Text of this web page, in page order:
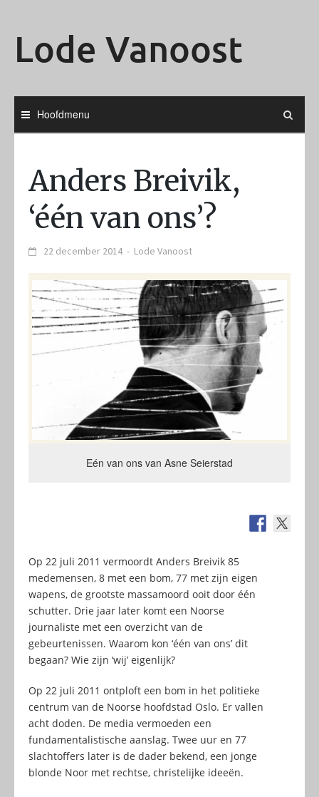
Lode Vanoost
Hoofdmenu
Anders Breivik,
‘één van ons’?
22 december 2014 - Lode Vanoost
Eén van ons van Asne Seierstad
Op 22 juli 2011 vermoordt Anders Breivik 85
medemensen, 8 met een bom, 77 met zijn eigen
wapens, de grootste massamoord ooit door één
schutter. Drie jaar later komt een Noorse
journaliste met een overzicht van de
gebeurtenissen. Waarom kon ‘één van ons’ dit
begaan? Wie zijn ‘wij’ eigenlijk?
Op 22 juli 2011 ontploft een bom in het politieke
centrum van de Noorse hoofdstad Oslo. Er vallen
acht doden. De media vermoeden een
fundamentalistische aanslag. Twee uur en 77
slachtoffers later is de dader bekend, een jonge
blonde Noor met rechtse, christelijke ideeën.